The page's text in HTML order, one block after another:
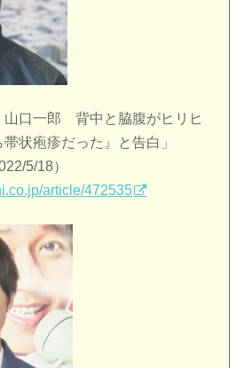
山口一郎 背中と脇腹がヒリヒ
状疱疹だった』と告白」
5/18）
article/472535